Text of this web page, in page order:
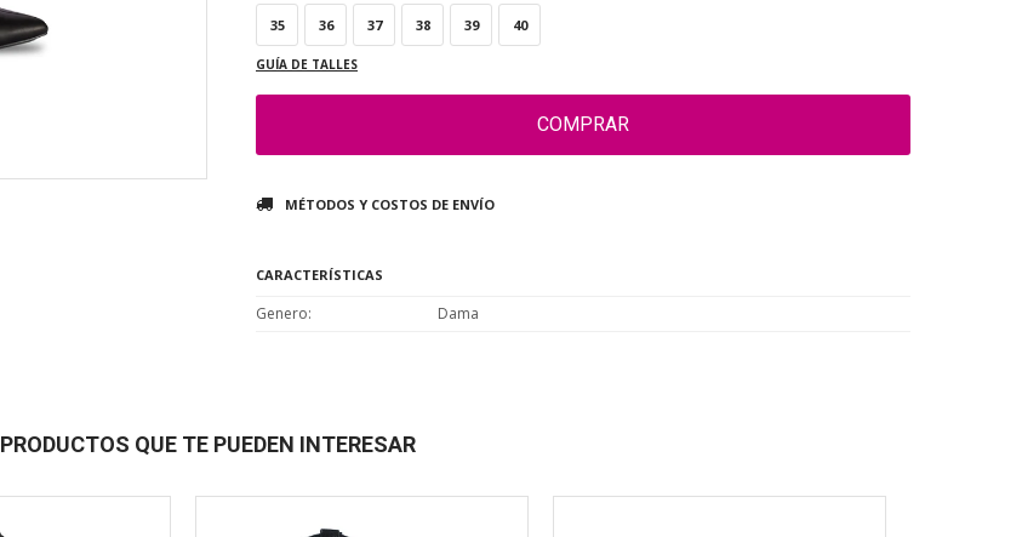
35 36 37 38 39 40
GUÍA DE TALLES
COMPRAR
MÉTODOS Y COSTOS DE ENVÍO
CARACTERÍSTICAS
Genero Dama
PRODUCTOS QUE TE PUEDEN INTERESAR